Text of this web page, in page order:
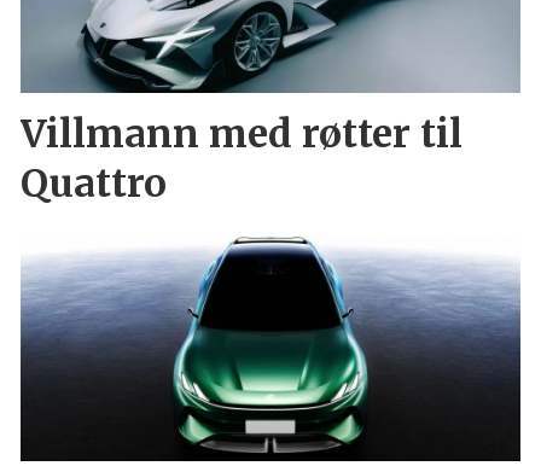
Villmann med røtter til
Quattro